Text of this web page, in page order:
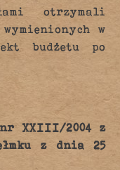
otrzymali
w
budżetu po
XXIII/2004 z
z dnia 25